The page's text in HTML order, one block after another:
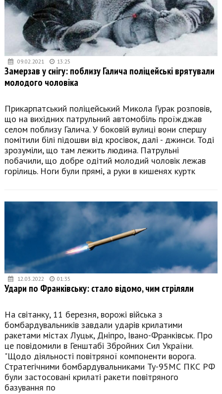
09.02.2021 13:25
Замерзав у снігу: поблизу Галича поліцейські врятували
молодого чоловіка
Прикарпатський поліцейський Микола Гурак розповів,
що на вихідних патрульний автомобіль проїжджав
селом поблизу Галича. У боковій вулиці вони спершу
помітили білі підошви від кросівок, далі - джинси. Тоді
зрозуміли, що там лежить людина. Патрульні
побачили, що добре одітий молодий чоловік лежав
горілиць. Ноги були прямі, а руки в кишенях куртк
12.03.2022 01:35
Удари по Франківську: стало відомо, чим стріляли
На світанку, 11 березня, ворожі війська з
бомбардувальників завдали ударів крилатими
ракетами містах Луцьк, Дніпро, Івано-Франківськ. Про
це повідомили в Генштабі Збройних Сил України.
"Щодо діяльності повітряної компоненти ворога.
Стратегічними бомбардувальниками Ту-95МС ПКС РФ
були застосовані крилаті ракети повітряного
базування по